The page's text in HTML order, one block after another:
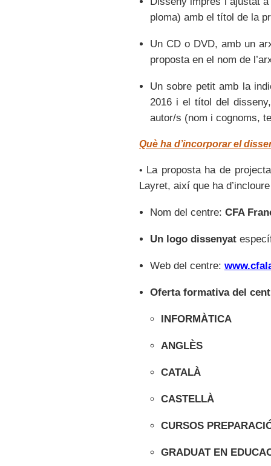
ploma) amb el títol de la
Un CD o DVD, amb un
proposta en el nom de
Un sobre petit amb la
2016 i el títol del
autor/s (nom i cognoms,
Què ha d’incorporar el
• La proposta ha de
Layret, així que ha
Nom del centre: CFA
Un logo dissenyat
Web del centre:
Oferta formativa del
INFORMÀTICA
ANGLÈS
CATALÀ
CASTELLÀ
CURSOS
GRADUAT EN